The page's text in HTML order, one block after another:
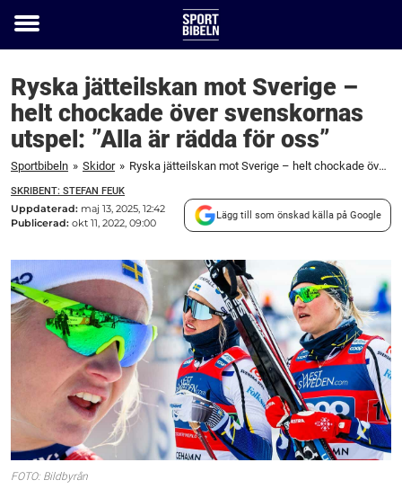
Toggle
Ryska jätteilskan mot Sverige –
helt chockade över svenskornas
utspel: ”Alla är rädda för oss”
Sportbibeln » Skidor » Ryska jätteilskan mot Sverige – helt chockade över svenskornas utspel: "Alla är rädda för oss"
SKRIBENT: STEFAN FEUK
Uppdaterad: maj 13, 2025, 12:42
Publicerad: okt 11, 2022, 09:00
Lägg till som önskad källa på Google
FOTO: Bildbyrån